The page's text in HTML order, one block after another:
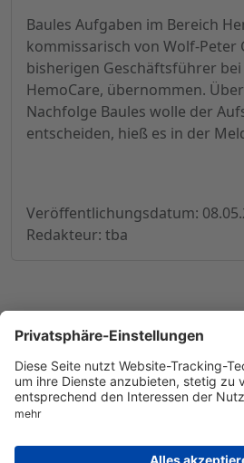
Baules Aufgaben im Bereich
kommissarisch von Wolf-Peter
bisherigen Geschäftsführer bei
HemoCare, übernommen.
Nachfolge Baules wolle der
entscheiden, hieß es in der
Veröffentlichungsdatum:
Redakteur: tba
© 1998-2026by GSC Research
Datenschutz